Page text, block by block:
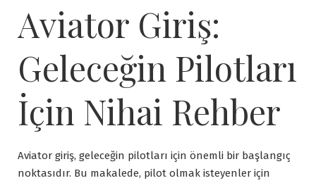
Aviator Giriş:
Geleceğin Pilotları
İçin Nihai Rehber
Aviator giriş, geleceğin pilotları için önemli bir başlangıç
noktasıdır. Bu makalede, pilot olmak isteyenler için